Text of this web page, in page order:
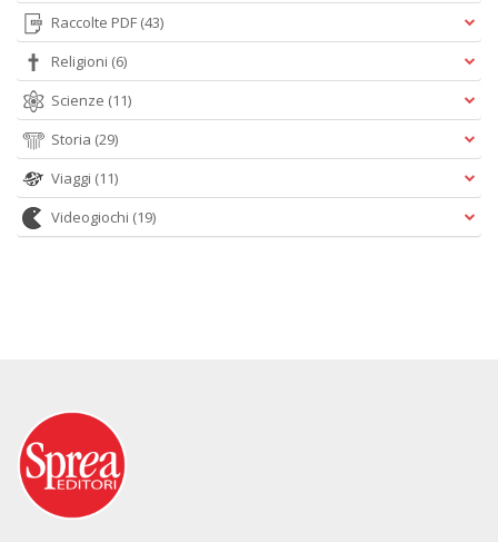
Raccolte PDF (43)
Religioni (6)
Scienze (11)
Storia (29)
Viaggi (11)
Videogiochi (19)